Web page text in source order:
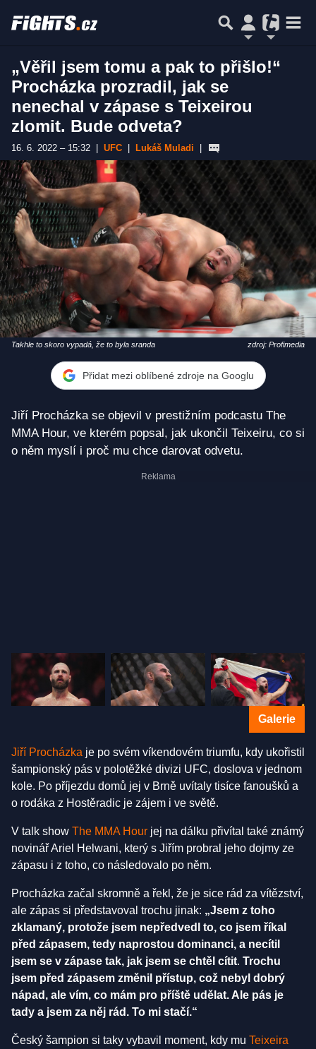
„Věřil jsem tomu a pak to přišlo!“
Procházka prozradil, jak se
nenechal v zápase s Teixeirou
zlomit. Bude odveta?
16. 6. 2022 – 15:32 UFC Lukáš Muladi
Takhle to skoro vypadá, že to byla sranda zdroj: Profimedia
Přidat mezi oblíbené zdroje na Googlu
Jiří Procházka se objevil v prestižním podcastu The
MMA Hour, ve kterém popsal, jak ukončil Teixeiru, co si
o něm myslí i proč mu chce darovat odvetu.
Galerie
Jiří Procházka je po svém víkendovém triumfu, kdy ukořistil
šampionský pás v polotěžké divizi UFC, doslova v jednom
kole. Po příjezdu domů jej v Brně uvítaly tisíce fanoušků a
o rodáka z Hostěradic je zájem i ve světě.
V talk show The MMA Hour jej na dálku přivítal také známý
novinář Ariel Helwani, který s Jiřím probral jeho dojmy ze
zápasu i z toho, co následovalo po něm.
Procházka začal skromně a řekl, že je sice rád za vítězství,
ale zápas si představoval trochu jinak: „Jsem z toho
zklamaný, protože jsem nepředvedl to, co jsem říkal
před zápasem, tedy naprostou dominanci, a necítil
jsem se v zápase tak, jak jsem se chtěl cítit. Trochu
jsem před zápasem změnil přístup, což nebyl dobrý
nápad, ale vím, co mám pro příště udělat. Ale pás je
tady a jsem za něj rád. To mi stačí.“
Český šampion si taky vybavil moment, kdy mu Teixeira